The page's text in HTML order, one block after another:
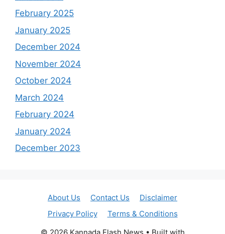
February 2025
January 2025
December 2024
November 2024
October 2024
March 2024
February 2024
January 2024
December 2023
About Us Contact Us
Disclaimer
Privacy Policy
Terms & Conditions